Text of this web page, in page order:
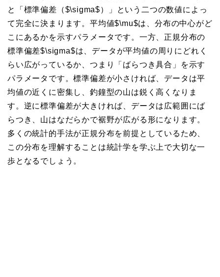
と「標準偏差（$\sigma$）」という二つの数値によっ
て完全に決まります。平均値$\mu$は、分布の中心がど
こにあるかを示すパラメータです。一方、正規分布の
標準偏差$\sigma$は、データが平均値の周りにどれく
らい広がっているか、つまり「ばらつき具合」を示す
パラメータです。標準偏差が小さければ、データは平
均値の近くに密集し、釣鐘型の山は鋭く高くなりま
す。逆に標準偏差が大きければ、データは広範囲にば
らつき、山はなだらかで裾野が広がる形になります。
多くの統計的手法が正規分布を前提としているため、
この分布を理解することは統計学を学ぶ上で大切な一
歩となるでしょう。